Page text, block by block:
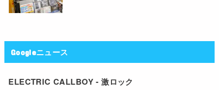
Googleニュース
ELECTRIC CALLBOY - 激ロック